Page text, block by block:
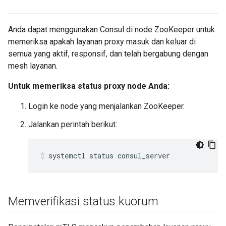
Anda dapat menggunakan Consul di node ZooKeeper untuk
memeriksa apakah layanan proxy masuk dan keluar di
semua yang aktif, responsif, dan telah bergabung dengan
mesh layanan.
Untuk memeriksa status proxy node Anda:
Login ke node yang menjalankan ZooKeeper.
Jalankan perintah berikut:
systemctl status consul_server
Memverifikasi status kuorum